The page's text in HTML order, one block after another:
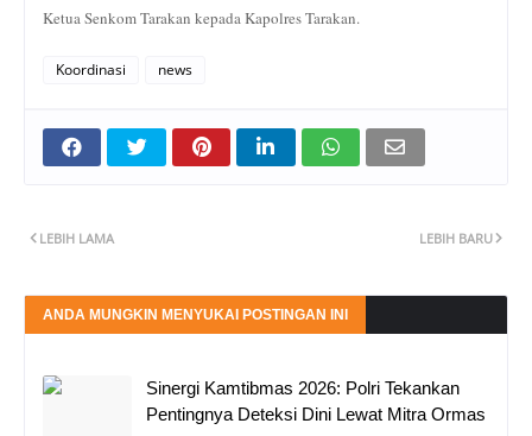
Ketua Senkom Tarakan kepada Kapolres Tarakan.
Koordinasi news
LEBIH BARU
LEBIH LAMA
ANDA MUNGKIN MENYUKAI POSTINGAN INI
Sinergi Kamtibmas 2026: Polri Tekankan
Pentingnya Deteksi Dini Lewat Mitra Ormas